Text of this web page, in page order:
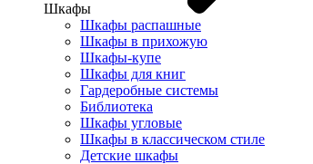
Шкафы
Шкафы распашные
Шкафы в прихожую
Шкафы-купе
Шкафы для книг
Гардеробные системы
Библиотека
Шкафы угловые
Шкафы в классическом стиле
Детские шкафы